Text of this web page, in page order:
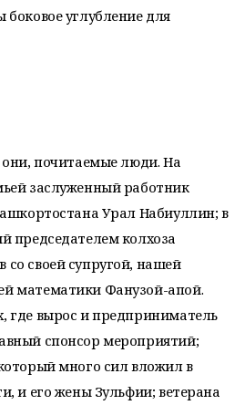
углубление для
почитаемые люди. На
заслуженный работник
Урал Набиуллин; в
председателем колхоза
своей супругой, нашей
математики Фанузой-апой.
где вырос и предприниматель
спонсор мероприятий;
много сил вложил в
и его жены Зульфии; ветерана